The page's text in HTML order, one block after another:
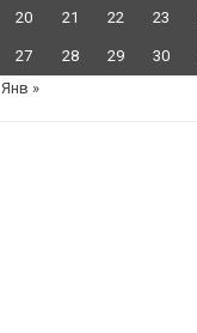
20 21 22 23
27 28 29 30
Янв »